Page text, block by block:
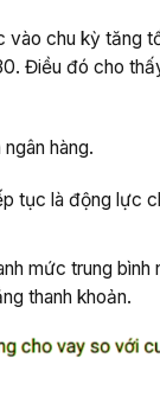
chu kỳ tăng
Điều đó cho
hàng.
tục là động lực
mức trung bình
thanh khoản.